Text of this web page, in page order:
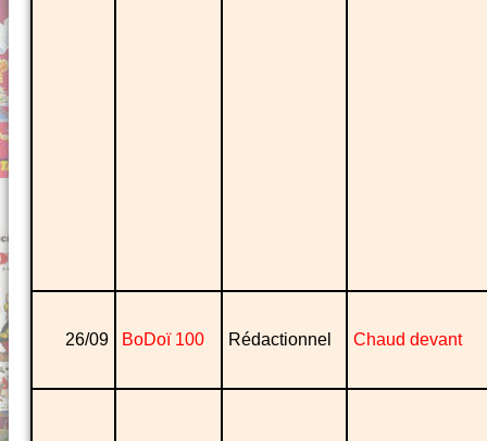
26/09 BoDoï 100 Rédactionnel Chaud devant